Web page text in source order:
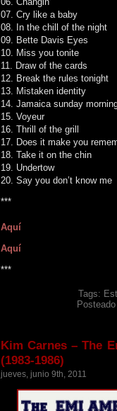
07. Cry like a baby
08. In the chill of the night
09. Bette Davis Eyes
10. Miss you tonite
11. Draw of the cards
12. Break the rules tonight
13. Mistaken identity
14. Jamaica sunday
15. Voyeur
16. Thrill of the grill
17. Does it make you
18. Take it on the chin
19. Undertow
20. Say you don’t know me
***
Aquí
Aquí
***
Tags:
Kim Carnes – The
(1983-1986)
jueves, junio 9th, 2011